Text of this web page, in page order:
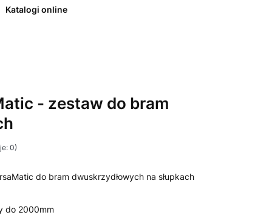
Katalogi online
- zestaw do bram
0)
do bram dwuskrzydłowych na słupkach
do 2000mm